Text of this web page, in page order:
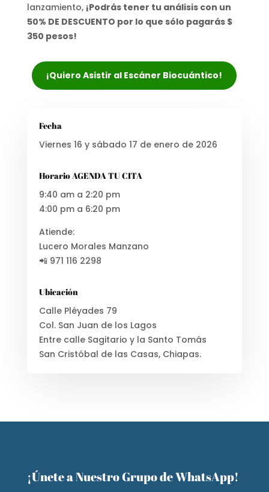
lanzamiento, ¡Podrás tener tu análisis con un
50% DE DESCUENTO por lo que sólo pagarás $
350 pesos!
¡Quiero Asistir al Escáner Biocuántico!
Fecha
Viernes 16 y sábado 17 de enero de 2026
Horario AGENDA TU CITA
9:40 am a 2:20 pm
4:00 pm a 6:20 pm
Atiende:
Lucero Morales Manzano
📲 971 116 2298
Ubicación
Calle Pléyades 79
Col. San Juan de los Lagos
Entre calle Sagitario y la Santo Tomás
San Cristóbal de las Casas, Chiapas.
¡Únete a Nuestro Grupo de WhatsApp!